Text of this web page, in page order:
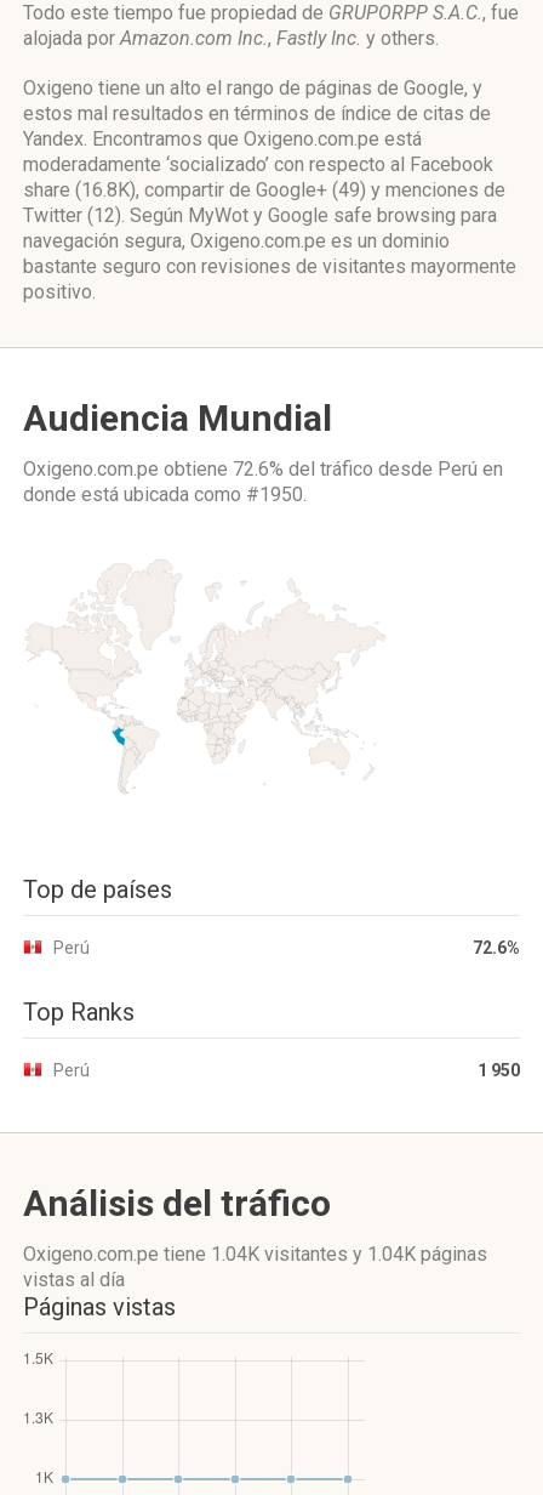
Todo este tiempo fue propiedad de GRUPORPP S.A.C., fue
alojada porAmazon.com Inc., Fastly Inc. y others.
Oxigeno tiene un alto el rango de páginas de Google, y
estos mal resultados en términos de índice de citas de
Yandex. Encontramos que Oxigeno.com.pe está
moderadamente ‘socializado’ con respecto al Facebook
share (16.8K), compartir de Google+ (49) y menciones de
Twitter (12). Según MyWot y Google safe browsing para
navegación segura, Oxigeno.com.pe es un dominio
bastante seguro con revisiones de visitantes mayormente
positivo.
Audiencia Mundial
Oxigeno.com.pe obtiene 72.6% del tráfico desde Perú en
donde está ubicada como #1950.
Top de países
Perú 72.6%
Top Ranks
Perú 1 950
Análisis del tráfico
Oxigeno.com.pe tiene 1.04K visitantes y 1.04K páginas
vistas al día
Páginas vistas